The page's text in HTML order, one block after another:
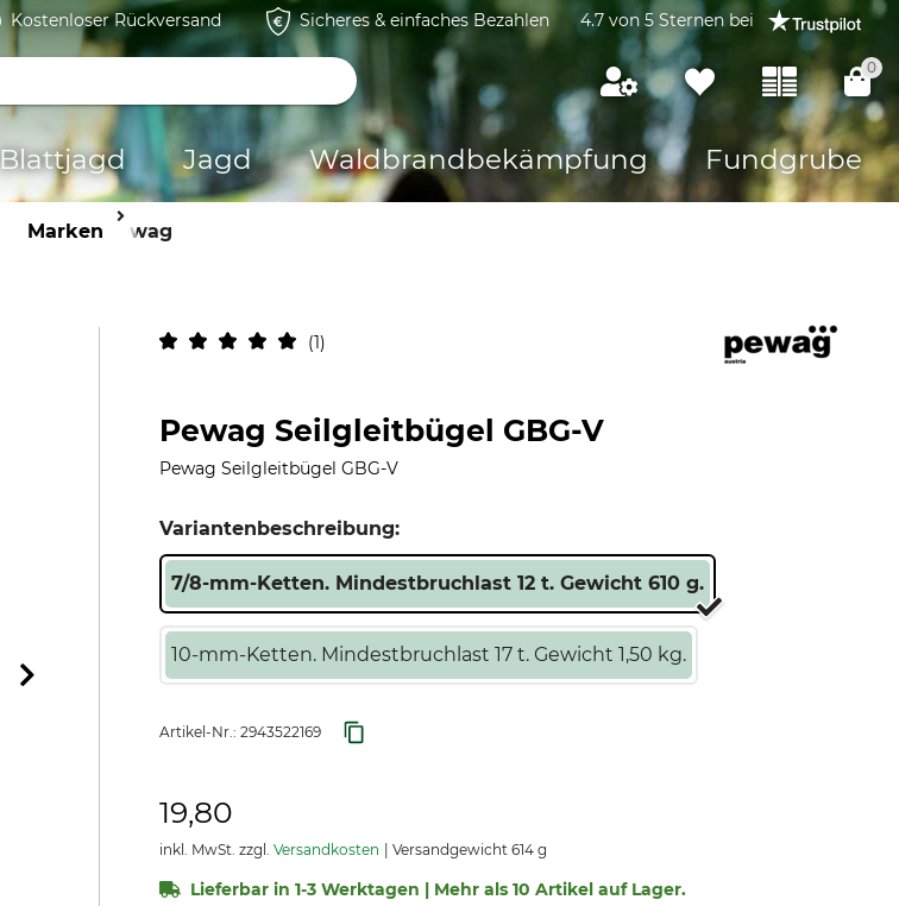
Kostenloser Rückversand Sicheres & einfaches Bezahlen 4.7 von 5 Sternen bei
0
Blattjagd Jagd Waldbrandbekämpfung Fundgrube
Marken Pewag
1
Pewag Seilgleitbügel GBG-V
Pewag Seilgleitbügel GBG-V
Variantenbeschreibung:
7/8-mm-Ketten. Mindestbruchlast 12 t. Gewicht 610 g.
10-mm-Ketten. Mindestbruchlast 17 t. Gewicht 1,50 kg.
Artikel-Nr.: 2943522169
19,80
inkl. MwSt. zzgl. Versandkosten Versandgewicht 614 g
Lieferbar in 1-3 Werktagen | Mehr als 10 Artikel auf Lager.